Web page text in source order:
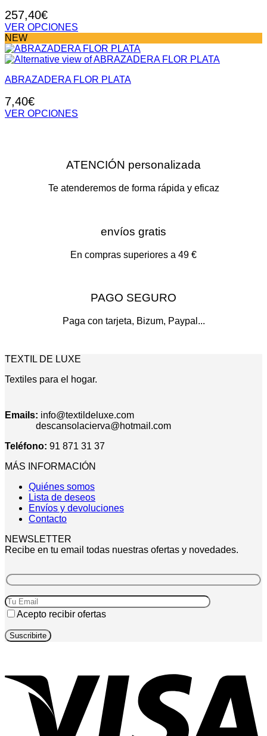
opciones
se
pueden
elegir
en
página
producto
257,40€
VER OPCIONES
Este
producto
tiene
variantes.
opciones
se
NEW
ABRAZADERA FLOR PLATA
7,40€
VER OPCIONES
ATENCIÓN personalizada
Te atenderemos de forma rápida y eficaz
envíos gratis
En compras superiores a 49 €
PAGO SEGURO
Paga con tarjeta, Bizum, Paypal...
TEXTIL DE LUXE
Textiles para el hogar.
Emails: info@textildeluxe.com
descansolacierva@hotmail.com
Teléfono: 91 871 31 37
MÁS INFORMACIÓN
Quiénes somos
Lista de deseos
Envíos y devoluciones
Contacto
NEWSLETTER
Recibe en tu email todas nuestras ofertas y novedades.
Acepto recibir ofertas